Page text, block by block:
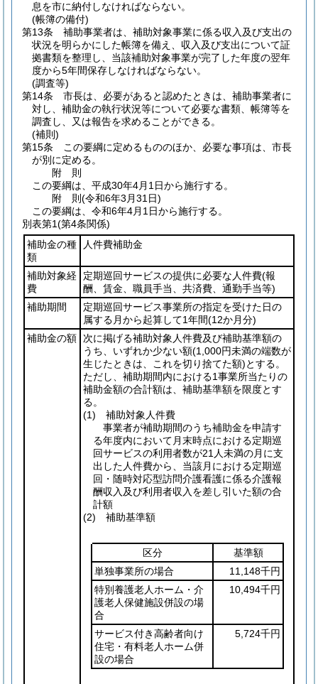
息を市に納付しなければならない。
(帳簿の備付)
第13条
補助事業者は、補助対象事業に係る収入及び支出の
状況を明らかにした帳簿を備え、収入及び支出について証
拠書類を整理し、当該補助対象事業が完了した年度の翌年
度から5年間保存しなければならない。
(調査等)
第14条
市長は、必要があると認めたときは、補助事業者に
対し、補助金の執行状況等について必要な書類、帳簿等を
調査し、又は報告を求めることができる。
(補則)
第15条
この要綱に定めるもののほか、必要な事項は、市長
が別に定める。
附 則
この要綱は、平成30年4月1日から施行する。
附 則(令和6年3月31日)
この要綱は、令和6年4月1日から施行する。
別表第1(第4条関係)
補助金の種
類
人件費補助金
補助対象経
費
定期巡回サービスの提供に必要な人件費(報
酬、賃金、職員手当、共済費、通勤手当等)
補助期間
定期巡回サービス事業所の指定を受けた日の
属する月から起算して1年間(12か月分)
補助金の額
次に掲げる補助対象人件費及び補助基準額の
うち、いずれか少ない額(1,000円未満の端数が
生じたときは、これを切り捨てた額)とする。
ただし、補助期間内における1事業所当たりの
補助金額の合計額は、補助基準額を限度とす
る。
(1) 補助対象人件費
事業者が補助期間のうち補助金を申請す
る年度内において月末時点における定期巡
回サービスの利用者数が21人未満の月に支
出した人件費から、当該月における定期巡
回・随時対応型訪問介護看護に係る介護報
酬収入及び利用者収入を差し引いた額の合
計額
(2) 補助基準額
区分
基準額
単独事業所の場合
11,148千円
特別養護老人ホーム・介
護老人保健施設併設の場
合
10,494千円
サービス付き高齢者向け
住宅・有料老人ホーム併
設の場合
5,724千円